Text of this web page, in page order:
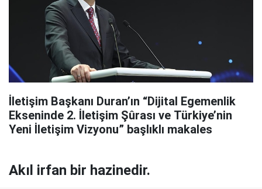
İletişim Başkanı Duran’ın “Dijital Egemenlik
Ekseninde 2. İletişim Şûrası ve Türkiye’nin
Yeni İletişim Vizyonu” başlıklı makales
Akıl irfan bir hazinedir.